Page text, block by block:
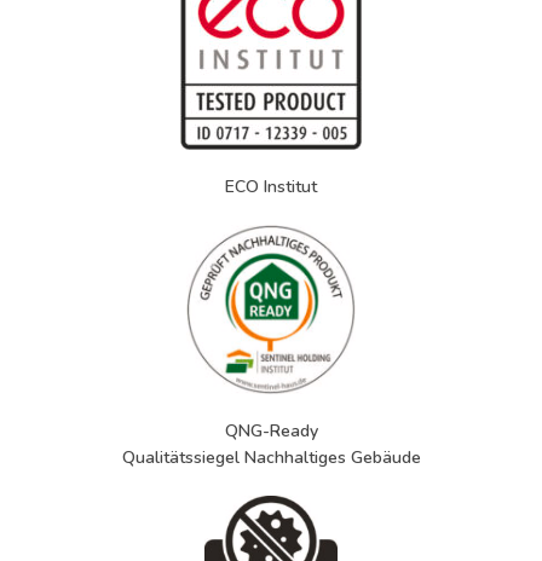
ECO Institut
QNG-Ready
Qualitätssiegel Nachhaltiges Gebäude